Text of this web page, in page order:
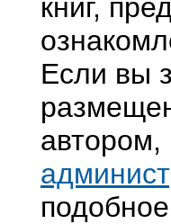
книг,
Если вы
автором,